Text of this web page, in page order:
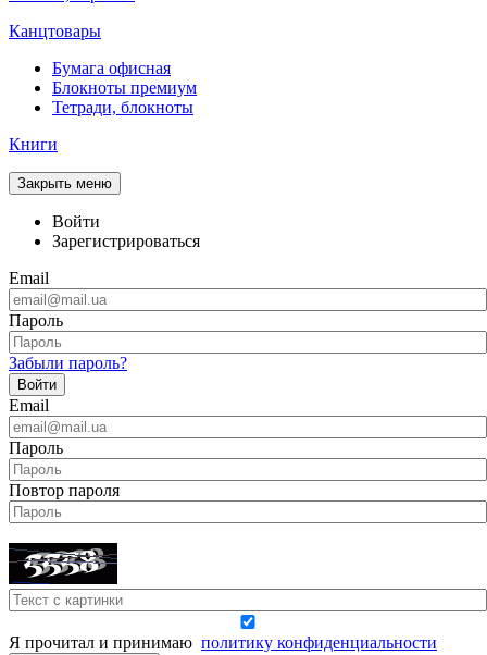
Канцтовары
Бумага офисная
Блокноты премиум
Тетради, блокноты
Книги
Закрыть меню
Войти
Зарегистрироваться
Email
Пароль
Забыли пароль?
Войти
Email
Пароль
Повтор пароля
Я прочитал и принимаю политику конфиденциальности